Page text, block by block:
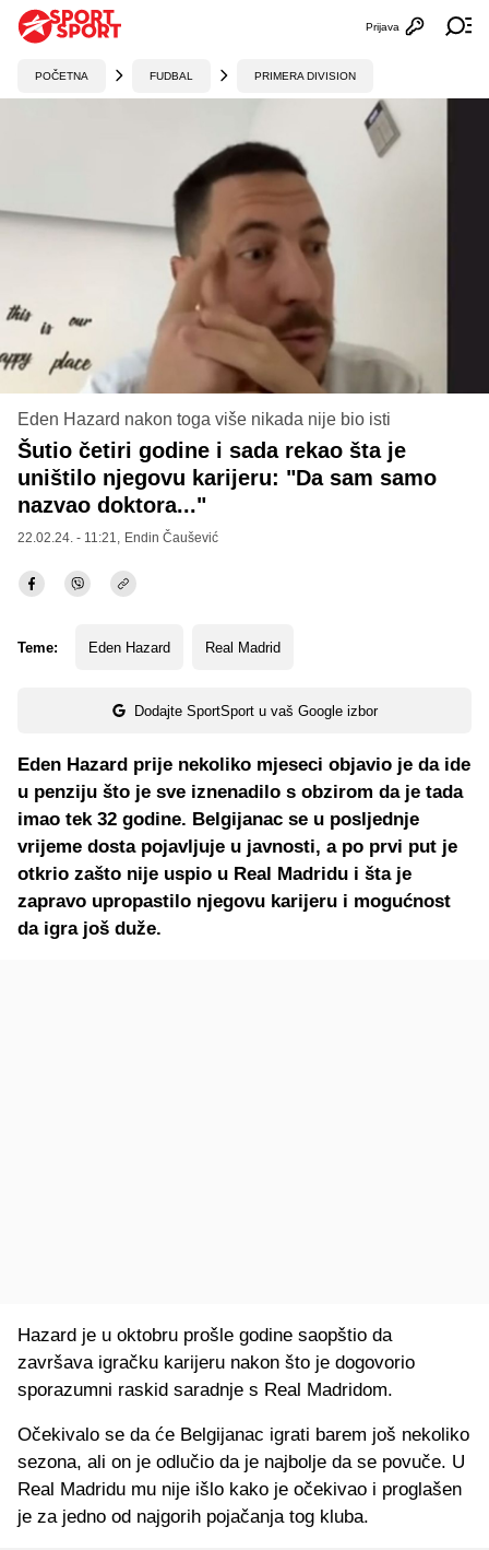
Otvori
Prijava
POČETNA FUDBAL PRIMERA DIVISION
Eden Hazard nakon toga više nikada nije bio isti
Šutio četiri godine i sada rekao šta je
uništilo njegovu karijeru: "Da sam samo
nazvao doktora..."
22.02.24. - 11:21, Endin Čaušević
Teme: Eden Hazard Real Madrid
Dodajte SportSport u vaš Google izbor
Eden Hazard prije nekoliko mjeseci objavio je da ide
u penziju što je sve iznenadilo s obzirom da je tada
imao tek 32 godine. Belgijanac se u posljednje
vrijeme dosta pojavljuje u javnosti, a po prvi put je
otkrio zašto nije uspio u Real Madridu i šta je
zapravo upropastilo njegovu karijeru i mogućnost
da igra još duže.
Hazard je u oktobru prošle godine saopštio da
završava igračku karijeru nakon što je dogovorio
sporazumni raskid saradnje s Real Madridom.
Očekivalo se da će Belgijanac igrati barem još nekoliko
sezona, ali on je odlučio da je najbolje da se povuče. U
Real Madridu mu nije išlo kako je očekivao i proglašen
je za jedno od najgorih pojačanja tog kluba.